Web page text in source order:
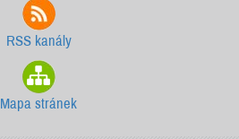
RSS kanály
Mapa stránek